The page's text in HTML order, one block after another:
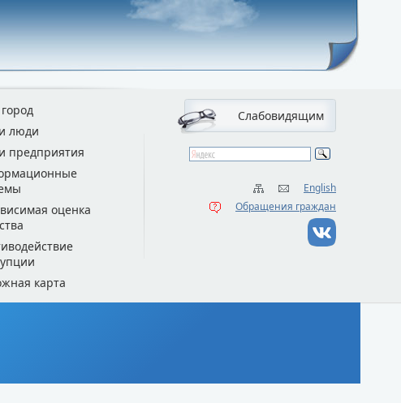
Слабовидящим
English
Обращения граждан
люди
предприятия
оценка
карта